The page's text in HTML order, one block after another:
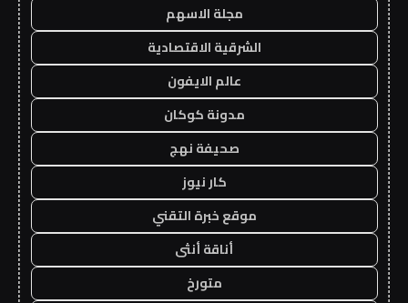
مجلة الاسهم
الشرقية الاقتصادية
عالم الايفون
مدونة كوكان
صحيفة نهج
كار نيوز
موقع خبرة التقني
أناقة أنثى
متورخ